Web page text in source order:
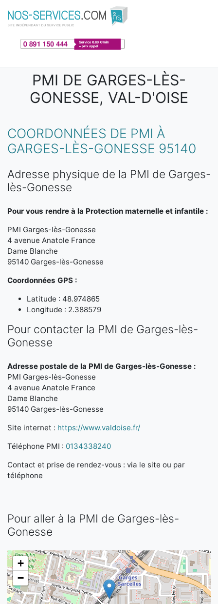
Aller au contenu principal
PMI DE GARGES-LÈS-
GONESSE, VAL-D'OISE
COORDONNÉES DE PMI À
GARGES-LÈS-GONESSE 95140
Adresse physique de la PMI de Garges-
lès-Gonesse
Pour vous rendre à la Protection maternelle et infantile :
PMI Garges-lès-Gonesse
4 avenue Anatole France
Dame Blanche
95140 Garges-lès-Gonesse
Coordonnées GPS :
Latitude : 48.974865
Longitude : 2.388579
Pour contacter la PMI de Garges-lès-
Gonesse
Adresse postale de la PMI de Garges-lès-Gonesse :
PMI Garges-lès-Gonesse
4 avenue Anatole France
Dame Blanche
95140 Garges-lès-Gonesse
Site internet : https://www.valdoise.fr/
Téléphone PMI : 0134338240
Contact et prise de rendez-vous : via le site ou par
téléphone
Pour aller à la PMI de Garges-lès-
Gonesse
+
−